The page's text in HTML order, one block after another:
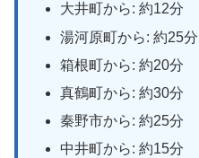
大井町から: 約12分
湯河原町から: 約25分
箱根町から: 約20分
真鶴町から: 約30分
秦野市から: 約25分
中井町から: 約15分